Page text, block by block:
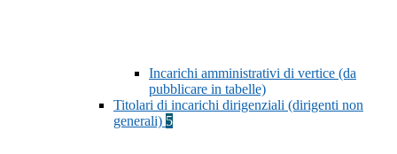
Incarichi amministrativi di vertice (da
pubblicare in tabelle)
Titolari di incarichi dirigenziali (dirigenti non
generali) 5